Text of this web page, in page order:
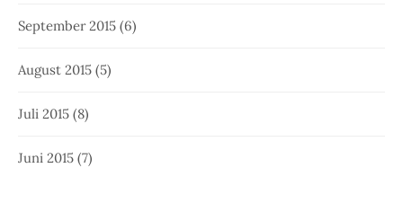
September 2015 (6)
August 2015 (5)
Juli 2015 (8)
Juni 2015 (7)